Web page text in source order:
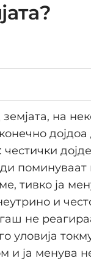
на
поминуваат
тивко ја
и
не
уловија
и ја менува